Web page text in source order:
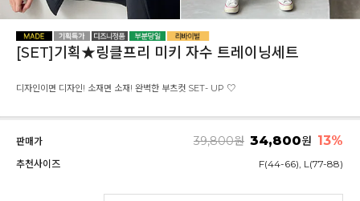
[SET]기획★링클프리 미키 자수 트레이닝세트
디자인이면 디자인! 소재면 소재! 완벽한 부츠컷 SET- UP ♡
판매가 39,800원 34,800원 13%
추천사이즈 F(44-66), L(77-88)